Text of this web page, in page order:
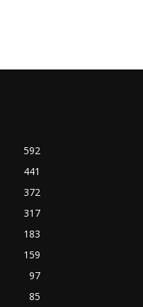
592
441
372
317
183
159
97
85